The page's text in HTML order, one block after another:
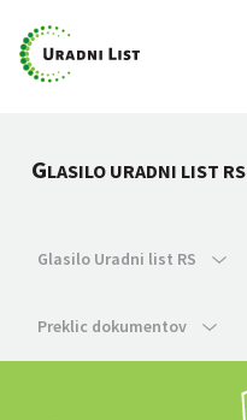
GLASILO URADNI LIST RS
Glasilo Uradni list RS
Preklic dokumentov